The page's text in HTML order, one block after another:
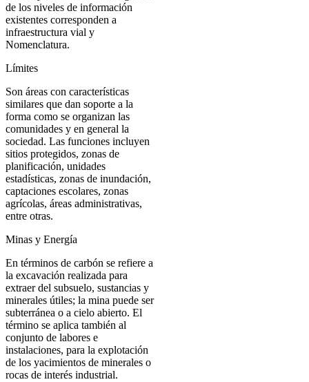
de los niveles de información
existentes corresponden a
infraestructura vial y
Nomenclatura.
Límites
Son áreas con características
similares que dan soporte a la
forma como se organizan las
comunidades y en general la
sociedad. Las funciones incluyen
sitios protegidos, zonas de
planificación, unidades
estadísticas, zonas de inundación,
captaciones escolares, zonas
agrícolas, áreas administrativas,
entre otras.
Minas y Energía
En términos de carbón se refiere a
la excavación realizada para
extraer del subsuelo, sustancias y
minerales útiles; la mina puede ser
subterránea o a cielo abierto. El
término se aplica también al
conjunto de labores e
instalaciones, para la explotación
de los yacimientos de minerales o
rocas de interés industrial.